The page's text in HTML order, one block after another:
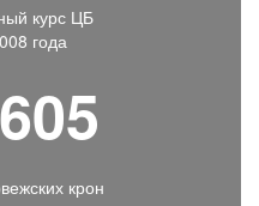
курс ЦБ
года
крон